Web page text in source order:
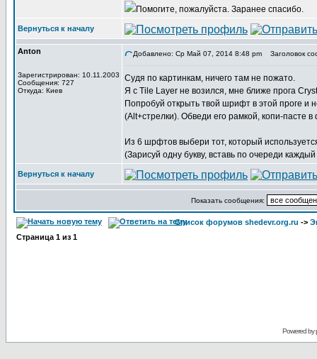
Помогите, пожалуйста. Заранее спасибо.
Вернуться к началу
Anton
Зарегистрирован: 10.11.2003
Сообщения: 727
Откуда: Киев
Добавлено: Ср Май 07, 2014 8:48 pm Заголовок
Судя по картинкам, ничего там не пожато.
Я с Tile Layer не возился, мне ближе прога
Попробуй открыть твой шрифт в этой проге
(Alt+стрелки). Обведи его рамкой, копи-пасте
Из 6 шрфтов выбери тот, который
(Зарисуй одну букву, вставь по очереди
Вернуться к началу
Показать сообщения:
Список форумов shedevr.org.ru ->
Страница 1 из 1
Powered by